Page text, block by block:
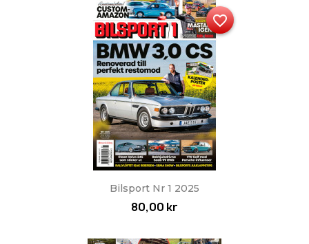
Bilsport Nr 1 2025
80,00 kr
favorite_border